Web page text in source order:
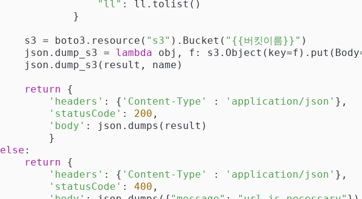
"ll" : ll.tolist()
        s3 = boto3.resource(
"s3" ).Bucket( "{{버킷이름}}" )
        json.dump_s3 =
lambda obj, f:
return {
'headers' : { 'Content-Type' : 'application/json' },
'statusCode' : 200 ,
'body' : json.dumps(result)
else :
return {
'headers' : { 'Content-Type' : 'application/json' },
'statusCode' : 400 ,